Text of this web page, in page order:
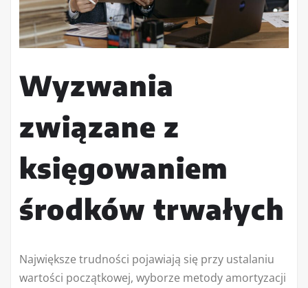
Wyzwania
związane z
księgowaniem
środków trwałych
Największe trudności pojawiają się przy ustalaniu
wartości początkowej, wyborze metody amortyzacji